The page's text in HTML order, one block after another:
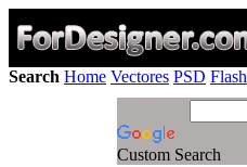
Search Home Vectores PSD Flash
Custom Search